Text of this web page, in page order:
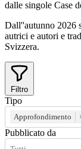
dalle singole Case
Dall''autunno 2026
autrici e autori e
Svizzera.
Filtro
Tipo
Approfondimento
Pubblicato da